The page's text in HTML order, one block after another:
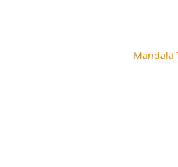
Mandala